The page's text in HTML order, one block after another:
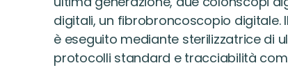
digitali, un fibrobroncoscopio digitale.
è eseguito mediante sterilizzatrice di
protocolli standard e tracciabilità